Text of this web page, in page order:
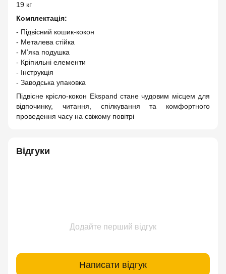
19 кг
Комплектація:
- Підвісний кошик-кокон
- Металева стійка
- М’яка подушка
- Кріпильні елементи
- Інструкція
- Заводська упаковка
Підвісне крісло-кокон Ekspand стане чудовим місцем для
відпочинку, читання, спілкування та комфортного
проведення часу на свіжому повітрі
Відгуки
Додайте перший відгук
Написати відгук